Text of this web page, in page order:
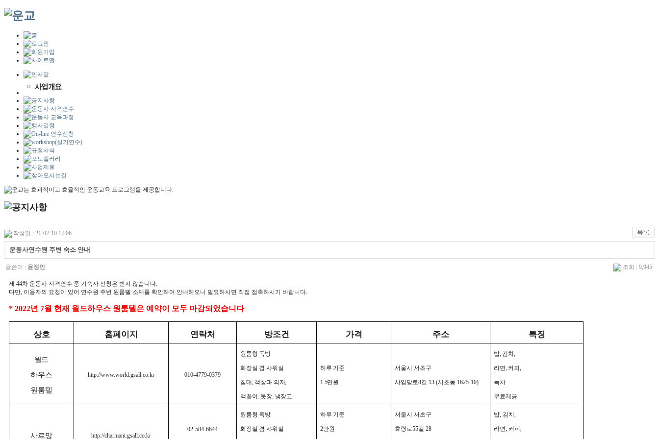
작성일 : 21-02-10 17:06
운동사연수원 주변 숙소 안내
글쓴이 : 윤정인 조회 : 9,945
제 44차 운동사 자격연수 중 기숙사 신청은 받지 않습니다.
다만, 이용자의 요청이 있어 연수원 주변 원룸텔 소재를 확인하여 안내하오니 필요하시면 직접 접촉하시기 바랍니다.
* 2022년 7월 현재 월드하우스 원룸텔은 예약이 모두 마감되었습니다
상호 홈페이지 연락처 방조건 가격 주소 특징
월드
하우스
원룸텔
http://www.world.gsall.co.kr 010-4779-0379
원룸형 독방
화장실 겸 샤워실
침대,책상과 의자,
책꽂이, 옷장, 냉장고
하루 기준
1.5만원
서울시 서초구
사임당로8길 13 (서초동 1625-10)
밥, 김치,
라면, 커피 ,
녹차
무료제공
사르망 http://charmant.gsall.co.kr
02-584-6644
원룸형 독방
화장실 겸 샤워실
하루 기준
2만원
서울시 서초구
효령로55길 28
밥, 김치 ,
라면, 커피 ,